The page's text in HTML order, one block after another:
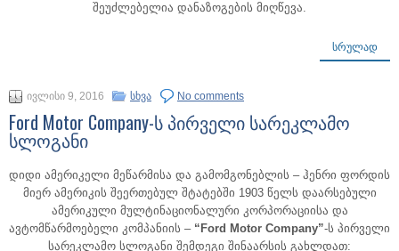
შეუძლებელია დანაზოგების მიღწევა.
ᲡᲠᲣᲚᲐᲓ
ივლისი 9, 2016 სხვა No comments
Ford Motor Company-ს პირველი სარეკლამო
სლოგანი
დიდი ამერიკელი მეწარმისა და გამომგონებლის – ჰენრი ფორდის
მიერ ამერიკის შეერთებულ შტატებში 1903 წელს დაარსებული
ამერიკული მულტინაციონალური კორპორაციისა და
ავტომწარმოებელი კომპანიის – “Ford Motor Company”-ს პირველი
სარეკლამო სლოგანი შემდეგი შინაარსის გახლდათ: